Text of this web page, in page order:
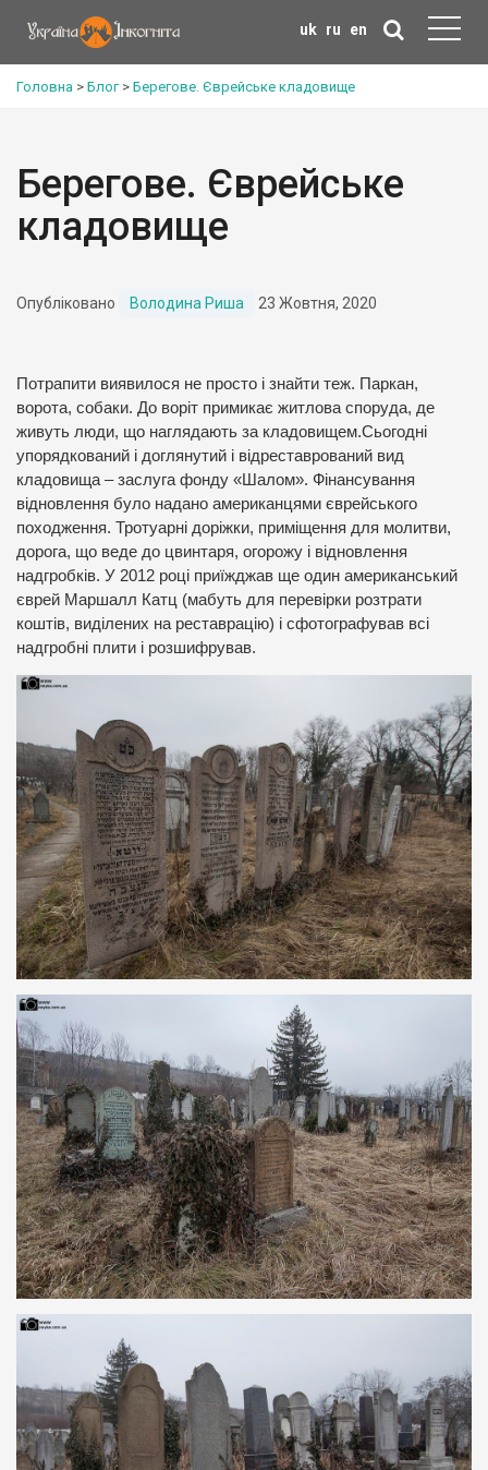
uk ru en
Головна > Блог> Берегове. Єврейське кладовище
Берегове. Єврейське
кладовище
Опубліковано Володина Риша 23 Жовтня, 2020
Потрапити виявилося не просто і знайти теж. Паркан,
ворота, собаки. До воріт примикає житлова споруда, де
живуть люди, що наглядають за кладовищем.Сьогодні
упорядкований і доглянутий і відреставрований вид
кладовища – заслуга фонду «Шалом». Фінансування
відновлення було надано американцями єврейського
походження. Тротуарні доріжки, приміщення для молитви,
дорога, що веде до цвинтаря, огорожу і відновлення
надгробків. У 2012 році приїжджав ще один американський
єврей Маршалл Катц (мабуть для перевірки розтрати
коштів, виділених на реставрацію) і сфотографував всі
надгробні плити і розшифрував.